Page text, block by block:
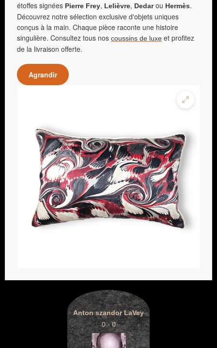
étoffes signées Pierre Frey, Lelièvre, Dedarou Hermès.
Découvrez notre sélection exclusive d'objets uniques
conçus à la main. Chaque pièce raconte une histoire
singulière. Consultez tous nos coussins de luxe et profitez
de la livraison offerte.
Agrandir
Anton szandor LaVey
0 - 0